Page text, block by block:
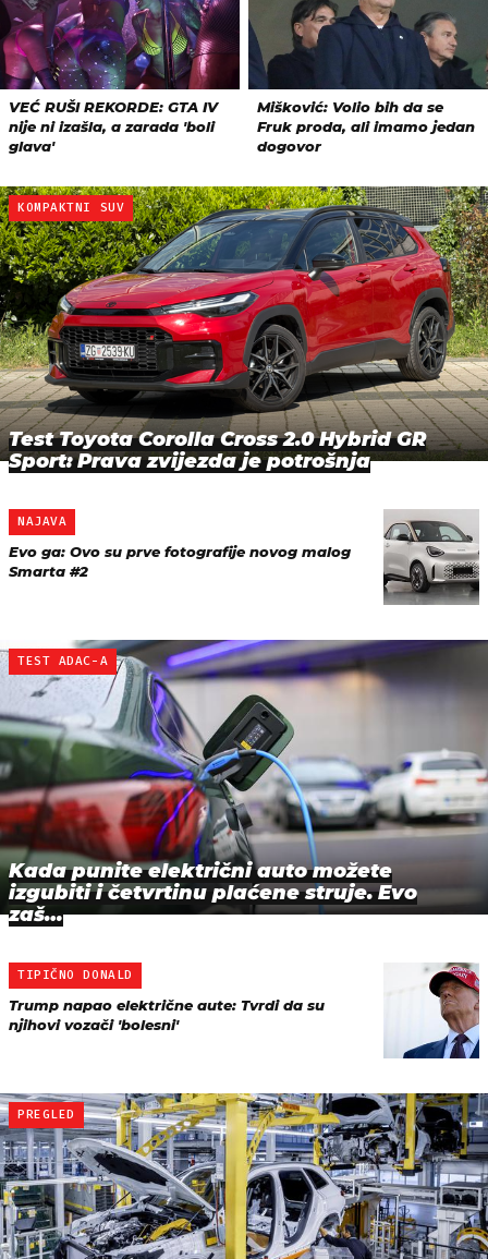
KOMPAKTNI SUV
Test Toyota Corolla Cross 2.0 Hybrid GR
Sport: Prava zvijezda je potrošnja
NAJAVA
Evo ga: Ovo su prve fotografije novog malog
Smarta #2
TEST ADAC-A
Kada punite električni auto možete
izgubiti i četvrtinu plaćene struje. Evo
zaš…
TIPIČNO DONALD
Trump napao električne aute: Tvrdi da su
njihovi vozači 'bolesni'
PREGLED